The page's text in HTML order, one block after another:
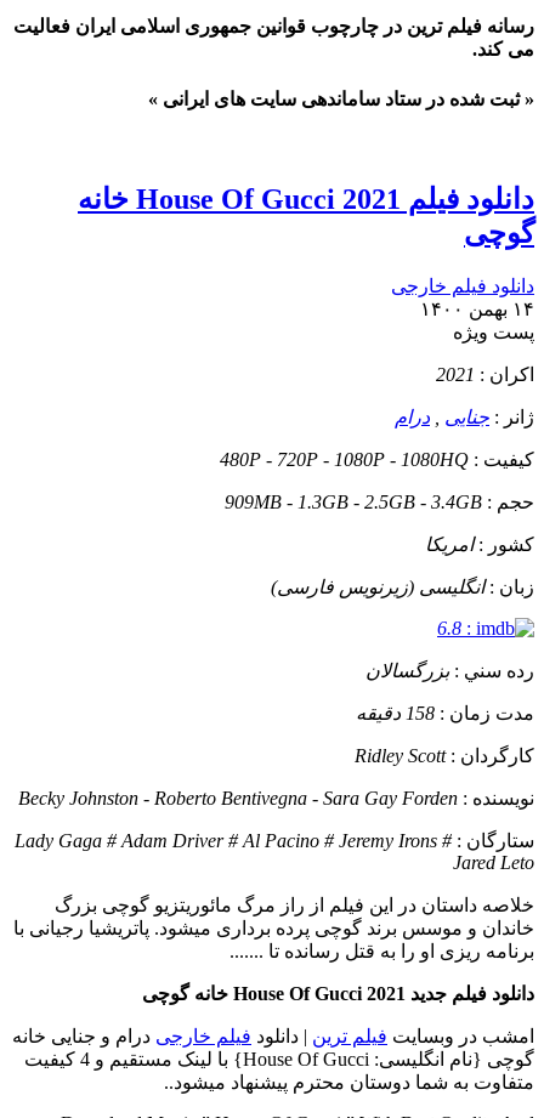
رسانه فیلم ترین در چارچوب قوانین جمهوری اسلامی ایران فعالیت
می کند.
« ثبت شده در ستاد ساماندهی سایت های ایرانی »
دانلود فیلم House Of Gucci 2021 خانه
گوچی
دانلود فیلم خارجی
۱۴ بهمن ۱۴۰۰
پست ويژه
اکران : 2021
ژانر : جنایی درام
کيفيت : 480P - 720P - 1080P - 1080HQ
حجم : 909MB - 1.3GB - 2.5GB - 3.4GB
کشور :امریکا
زبان :انگلیسی (زیرنویس فارسی)
:
6.8
رده سني :بزرگسالان
مدت زمان : 158 دقیقه
کارگردان :Ridley Scott
نويسنده : Becky Johnston - Roberto Bentivegna - Sara Gay Forden
ستارگان :Lady Gaga # Adam Driver # Al Pacino # Jeremy Irons #
Jared Leto
خلاصه داستان در این فیلم از راز مرگ مائوریتزیو گوچی بزرگ
خاندان و موسس برند گوچی پرده برداری میشود. پاتریشیا رجیانی با
برنامه ریزی او را به قتل رسانده تا .......
دانلود فیلم جدید House Of Gucci 2021 خانه گوچی
امشب در وبسایت فیلم ترین | دانلود فیلم خارجی درام و جنایی خانه
گوچی {نام انگلیسی: House Of Gucci} با لینک مستقیم و 4 کیفیت
متفاوت به شما دوستان محترم پیشنهاد میشود..